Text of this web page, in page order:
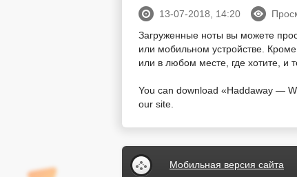
13-07-2018, 14:20
Загруженные ноты вы можете
или мобильном устройстве.
или в любом месте, где хотите, и
You can download «Haddaway —
our site.
Мобильная версия сайта